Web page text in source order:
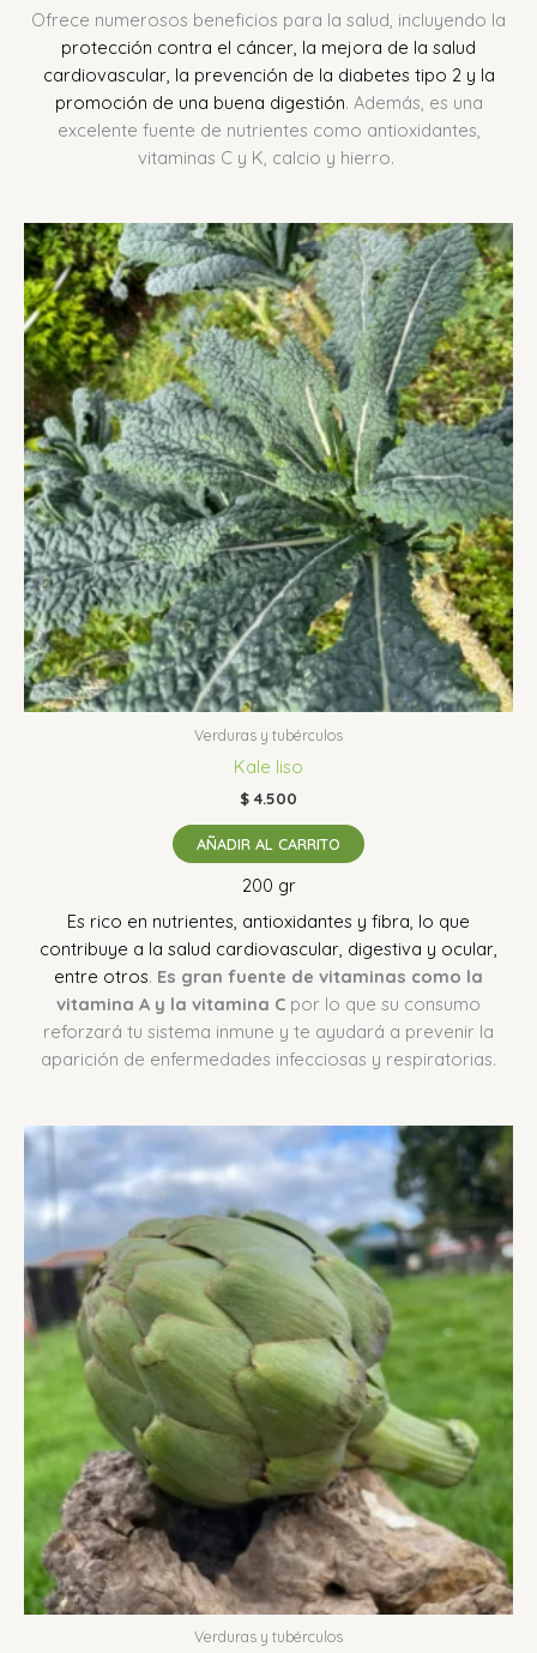
Ofrece numerosos beneficios para la salud, incluyendo la
protección contra el cáncer, la mejora de la salud
cardiovascular, la prevención de la diabetes tipo 2 y la
promoción de una buena digestión. Además, es una
excelente fuente de nutrientes como antioxidantes,
vitaminas C y K, calcio y hierro.
Verduras y tubérculos
Kale liso
$ 4.500
AÑADIR AL CARRITO
200 gr
Es rico en nutrientes, antioxidantes y fibra, lo que
contribuye a la salud cardiovascular, digestiva y ocular,
entre otros. Es gran fuente de vitaminas como la
vitamina A y la vitamina C por lo que su consumo
reforzará tu sistema inmune y te ayudará a prevenir la
aparición de enfermedades infecciosas y respiratorias.
Verduras y tubérculos